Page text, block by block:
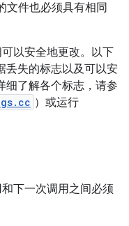
文件也必须具有相同
以安全地更改。以下
丢失的标志以及可以安
细了解各个标志，请参
）或运行
下一次调用之间必须